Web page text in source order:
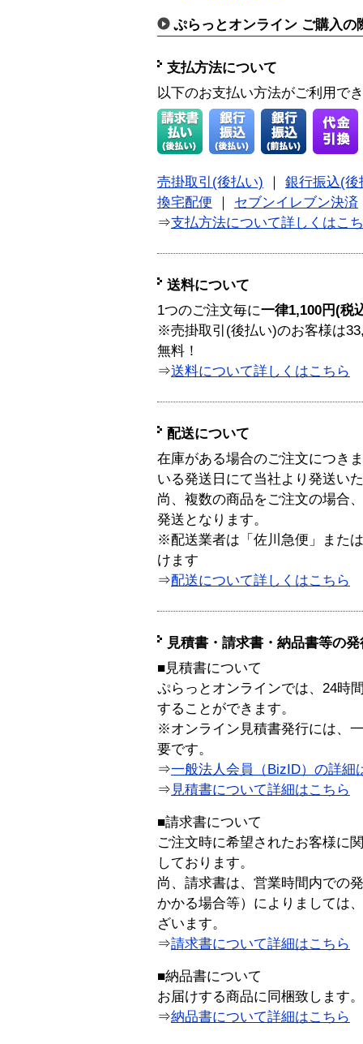
ぷらっとオンライン ご購入の
支払方法について
以下のお支払い方法がご利用で
売掛取引(後払い)
銀行振込(後
換宅配便
セブンイレブン決済
⇒支払方法について詳しくはこ
送料について
1つのご注文毎に一律1,100円(税
※売掛取引(後払い)のお客様は
無料！
⇒送料について詳しくはこちら
配送について
在庫がある場合のご注文につき
いる発送日にて当社より発送い
尚、複数の商品をご注文の場合
発送となります。
※配送業者は「佐川急便」また
けます
⇒配送について詳しくはこちら
見積書・請求書・納品書等の
■見積書について
ぷらっとオンラインでは、24時
することができます。
※オンライン見積書発行には、
要です。
⇒一般法人会員（BizID）の詳細
⇒ 見積書について詳細はこちら
■請求書について
ご注文時に希望されたお客様に
しております。
尚、請求書は、営業時間内での
かかる場合等）によりましては
ざいます。
⇒請求書について詳細はこちら
■納品書について
お届けする商品に同梱致します。
⇒納品書について詳細はこちら